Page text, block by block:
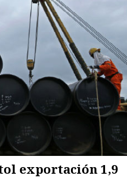
exportación 1,9